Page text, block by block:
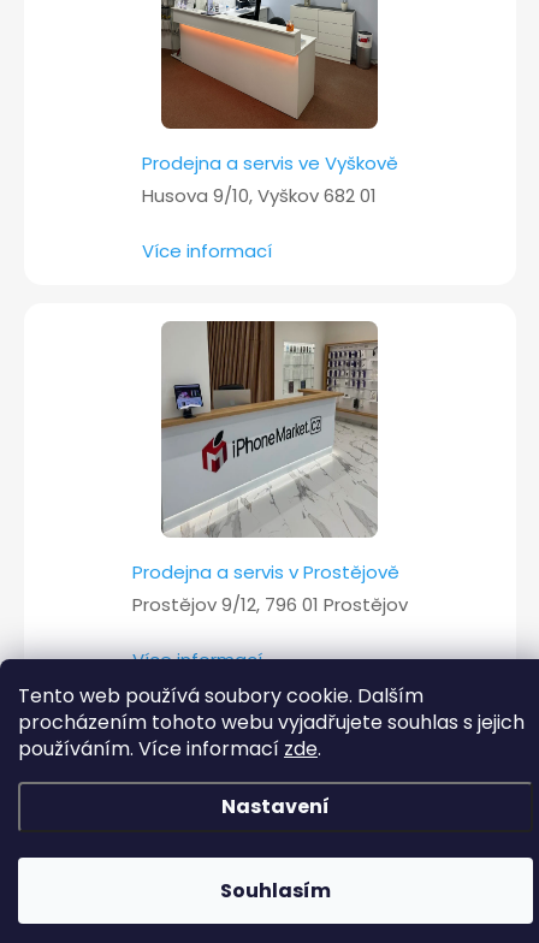
Tento web používá soubory cookie. Dalším
procházením tohoto webu vyjadřujete souhlas s jejich
používáním. Více informací zde.
Nastavení
Souhlasím
Prodejna a servis ve Vyškově
Husova 9/10, Vyškov 682 01
Více informací
Prodejna a servis v Prostějově
Prostějov 9/12, 796 01 Prostějov
Více informací
Vytvořil Shoptet
iPhoneMarket.cz. Všechna práva vyhrazena.